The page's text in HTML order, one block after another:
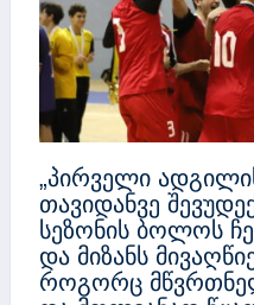
„პირველი
თავიდანვე
სეზონის ბოლოს
და მიზანს
როგორც